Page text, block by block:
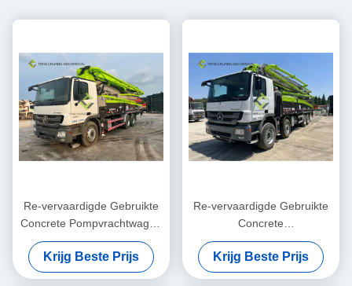
Re-vervaardigde Gebruikte
Concrete Pompvrachtwagen
vrachtwagen-Opgezette 47
Meter
Krijg Beste Prijs
Re-vervaardigde Gebruikte
Concrete
Boomvrachtwagens 56
Meter Opgezette Concrete
Pomp
Krijg Beste Prijs